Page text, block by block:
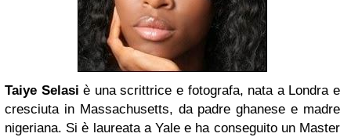
Taiye Selasi è una scrittrice e fotografa, nata a Londra e
cresciuta in Massachusetts, da padre ghanese e madre
nigeriana. Si è laureata a Yale e ha conseguito un Master